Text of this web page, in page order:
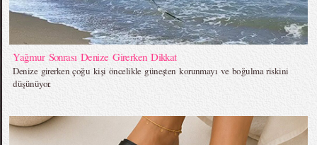
Yağmur Sonrası Denize Girerken Dikkat
Denize girerken çoğu kişi öncelikle güneşten korunmayı ve boğulma riskini
düşünüyor.